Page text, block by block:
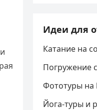
Идеи для
Катание на
Погружение
Фототуры на
Йога-туры и